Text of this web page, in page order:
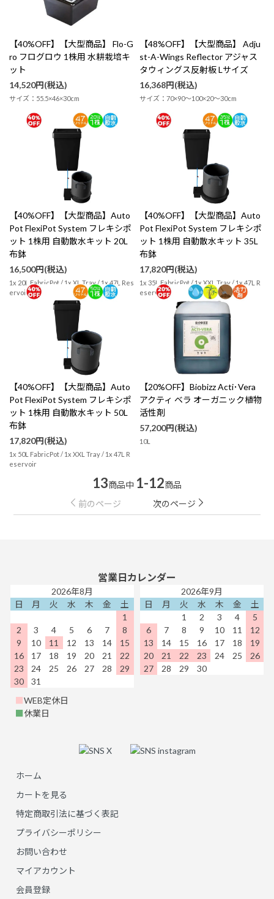
【40%OFF】【大型商品】 Flo-G
ro フログロウ 1株用 水耕栽培キ
ット
14,520円(税込)
サイズ：55.5×46×30cm
【48%OFF】【大型商品】 Adju
st-A-Wings Reflector アジャス
タウィングス反射板 Lサイズ
16,368円(税込)
サイズ：70×90～100×20～30cm
【40%OFF】【大型商品】Auto
Pot FlexiPot System フレキシポ
ット 1株用 自動散水キット 20L
布鉢
16,500円(税込)
1x 20L FabricPot / 1x XL Tray / 1x 47L Res
ervoir
【40%OFF】【大型商品】Auto
Pot FlexiPot System フレキシポ
ット 1株用 自動散水キット 35L
布鉢
17,820円(税込)
1x 35L FabricPot / 1x XXL Tray / 1x 47L R
eservoir
【40%OFF】【大型商品】Auto
Pot FlexiPot System フレキシポ
ット 1株用 自動散水キット 50L
布鉢
17,820円(税込)
1x 50L FabricPot / 1x XXL Tray / 1x 47L R
eservoir
【20%OFF】Biobizz Acti･Vera
アクティ ベラ オーガニック植物
活性剤
57,200円(税込)
10L
13商品中 1-12商品
前のページ
次のページ
営業日カレンダー
2026年8月
日
月 火 水 木 金
土
1
2
3 4 5 6 7
8
9
10 11 12 13 14
15
16
17 18 19 20 21
22
23
24 25 26 27 28
29
30
31
2026年9月
日
月 火 水 木 金
土
1
2 3 4
5
6
7 8 9 10 11
12
13
14 15 16 17 18
19
20
21 22 23 24 25
26
27
28 29 30
■WEB定休日
■休業日
ホーム
カートを見る
特定商取引法に基づく表記
プライバシーポリシー
お問い合わせ
マイアカウント
会員登録